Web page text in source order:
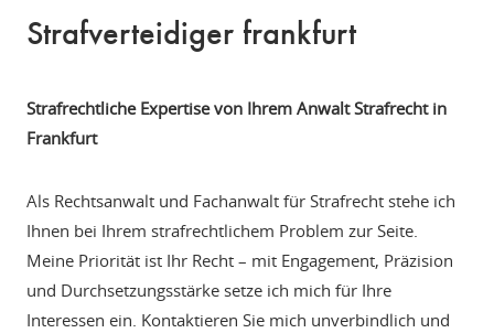
Strafverteidiger frankfurt
Strafrechtliche Expertise von Ihrem Anwalt Strafrecht in
Frankfurt
Als Rechtsanwalt und Fachanwalt für Strafrecht stehe ich
Ihnen bei Ihrem strafrechtlichem Problem zur Seite.
Meine Priorität ist Ihr Recht – mit Engagement, Präzision
und Durchsetzungsstärke setze ich mich für Ihre
Interessen ein. Kontaktieren Sie mich unverbindlich und